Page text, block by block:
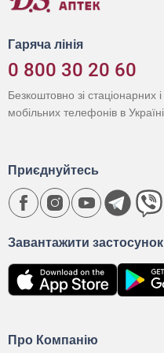
Гаряча лінія
0 800 30 20 60
Безкоштовно зі стаціонарних і
мобільних телефонів в Україні
Про Компанію
Завантажити застосунок
Приєднуйтесь